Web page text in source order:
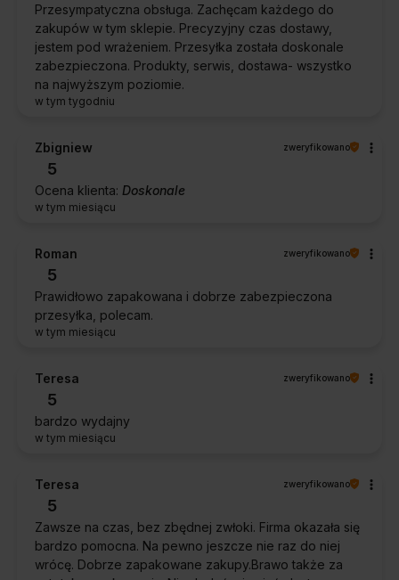
Przesympatyczna obsługa. Zachęcam każdego do
zakupów w tym sklepie. Precyzyjny czas dostawy,
jestem pod wrażeniem. Przesyłka została doskonale
zabezpieczona. Produkty, serwis, dostawa- wszystko
na najwyższym poziomie.
w tym tygodniu
Zbigniew zweryfikowano
5
Ocena klienta: Doskonale
w tym miesiącu
Roman zweryfikowano
5
Prawidłowo zapakowana i dobrze zabezpieczona
przesyłka, polecam.
w tym miesiącu
Teresa zweryfikowano
5
bardzo wydajny
w tym miesiącu
Teresa zweryfikowano
5
Zawsze na czas, bez zbędnej zwłoki. Firma okazała się
bardzo pomocna. Na pewno jeszcze nie raz do niej
wrócę. Dobrze zapakowane zakupy.Brawo także za